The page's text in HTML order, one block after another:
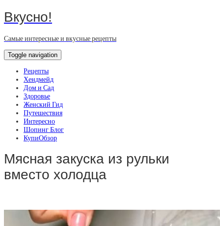
Вкусно!
Самые интересные и вкусные рецепты
Toggle navigation
Рецепты
Хендмейд
Дом и Сад
Здоровье
Женский Гид
Путешествия
Интересно
Шопинг Блог
КупиОбзор
Мясная закуска из рульки
вместо холодца